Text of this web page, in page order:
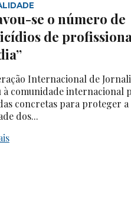
se o número de
de
Internacional de
à comunidade internacional
concretas para proteger a
dos...